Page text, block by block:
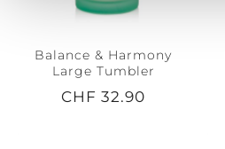
Balance & Harmony
Large Tumbler
CHF 32.90